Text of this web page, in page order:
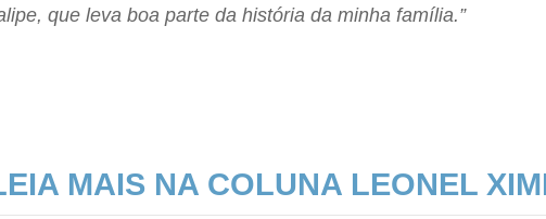
que leva boa parte da história da minha família.”
MAIS NA COLUNA LEONEL